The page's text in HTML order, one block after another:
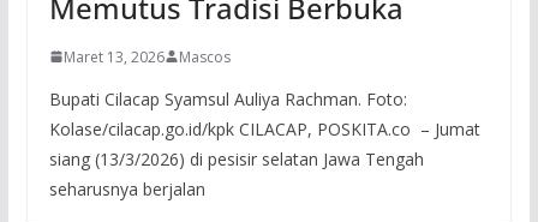
Maret 13, 2026 Mascos
Bupati Cilacap Syamsul Auliya Rachman. Foto:
Kolase/cilacap.go.id/kpk CILACAP, POSKITA.co – Jumat
siang (13/3/2026) di pesisir selatan Jawa Tengah
seharusnya berjalan